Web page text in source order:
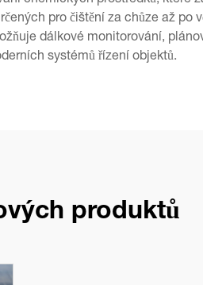
pro čištění za chůze až po
dálkové monitorování,
systémů řízení objektů.
produktů